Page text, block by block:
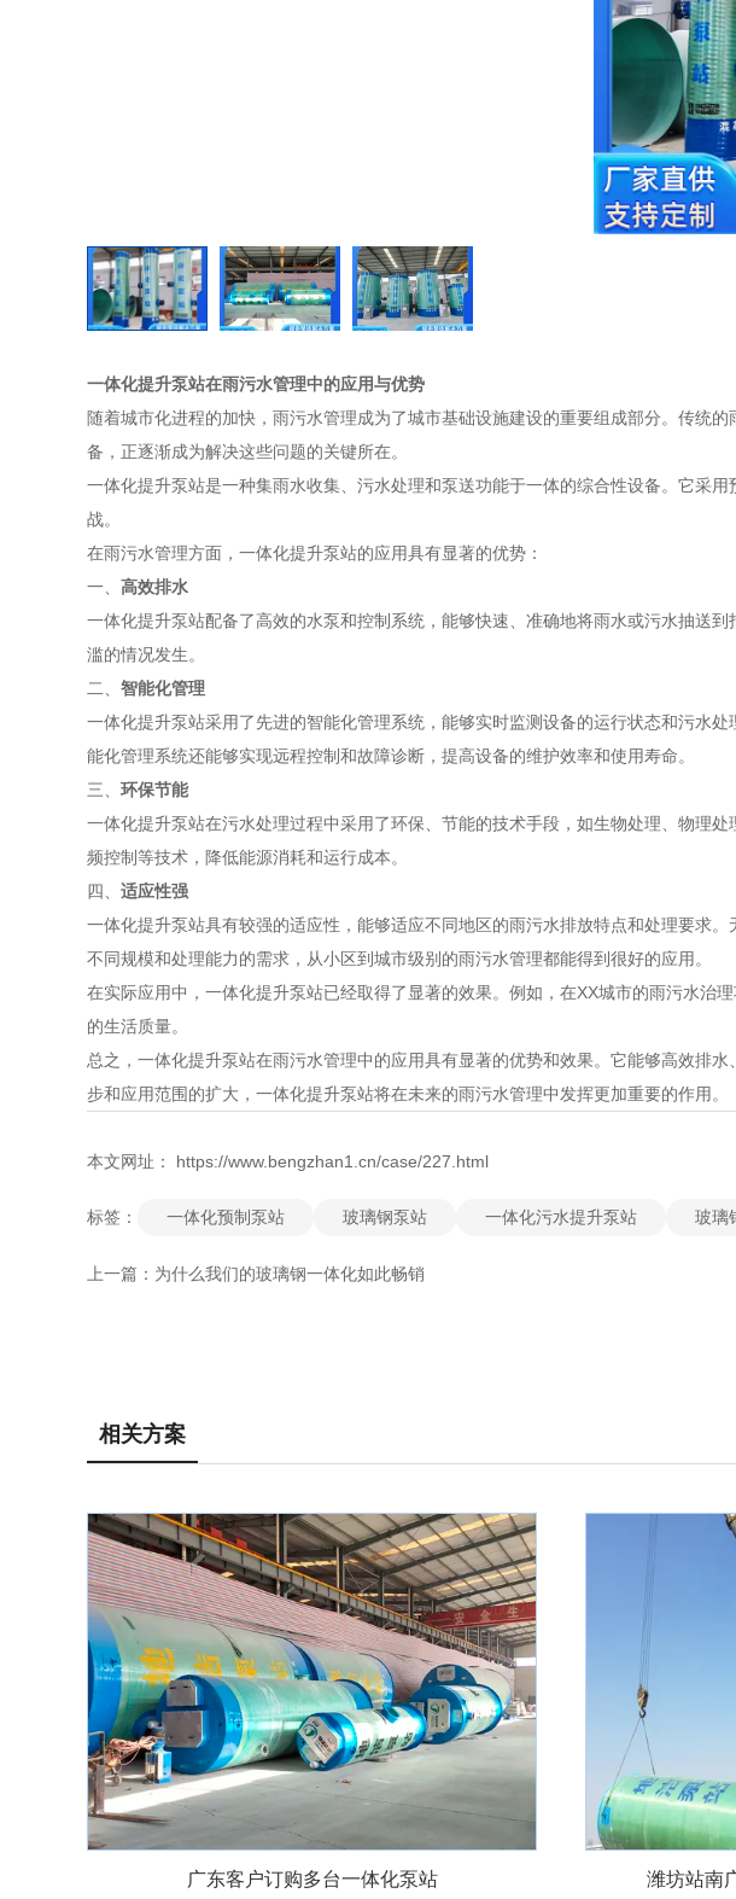
一体化提升泵站在雨污水管理中的应用与优势
随着城市化进程的加快，雨污水管理成为了城市基础设施建设的重要组成部分。传统
备，正逐渐成为解决这些问题的关键所在。
一体化提升泵站是一种集雨水收集、污水处理和泵送功能于一体的综合性设备。它采
战。
在雨污水管理方面，一体化提升泵站的应用具有显著的优势：
一、 高效排水
一体化提升泵站配备了高效的水泵和控制系统，能够快速、准确地将雨水或污水抽送
滥的情况发生。
二、 智能化管理
一体化提升泵站采用了先进的智能化管理系统，能够实时监测设备的运行状态和污水
能化管理系统还能够实现远程控制和故障诊断，提高设备的维护效率和使用寿命。
三、 环保节能
一体化提升泵站在污水处理过程中采用了环保、节能的技术手段，如生物处理、物理
频控制等技术，降低能源消耗和运行成本。
四、 适应性强
一体化提升泵站具有较强的适应性，能够适应不同地区的雨污水排放特点和处理要求
不同规模和处理能力的需求，从小区到城市级别的雨污水管理都能得到很好的应用。
在实际应用中，一体化提升泵站已经取得了显著的效果。例如，在XX城市的雨污水治
的生活质量。
总之，一体化提升泵站在雨污水管理中的应用具有显著的优势和效果。它能够高效排
步和应用范围的扩大，一体化提升泵站将在未来的雨污水管理中发挥更加重要的作用。
本文网址： https://www.bengzhan1.cn/case/227.html
标签： 一体化预制泵站 玻璃钢泵站 一体化污水提升泵站 玻璃
上一篇： 为什么我们的玻璃钢一体化如此畅销
相关方案
广东客户订购多台一体化泵站 潍坊站南